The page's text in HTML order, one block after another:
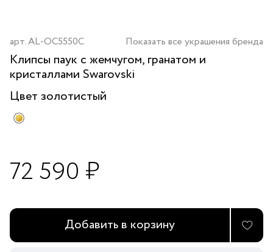
арт.AL-OC5550C Показать все украшения бренда
Клипсы паук с жемчугом, гранатом и
кристаллами Swarovski
Цвет золотистый
72 590 ₽
Добавить в корзину